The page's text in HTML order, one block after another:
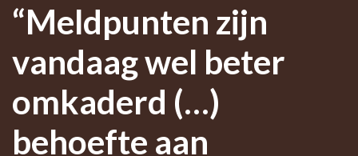
“Meldpunten zijn
vandaag wel beter
omkaderd (…)
behoefte aan